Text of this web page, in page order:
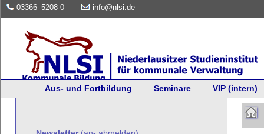
03366 5208-0 info@nlsi.de
Aus- und Fortbildung Seminare VIP (intern)